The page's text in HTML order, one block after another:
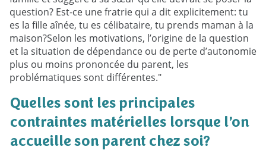
question? Est-ce une fratrie qui a dit explicitement: tu
es la fille aînée, tu es célibataire, tu prends maman à la
maison?Selon les motivations, l’origine de la question
et la situation de dépendance ou de perte d’autonomie
plus ou moins prononcée du parent, les
problématiques sont différentes."
Quelles sont les principales
contraintes matérielles lorsque l’on
accueille son parent chez soi?